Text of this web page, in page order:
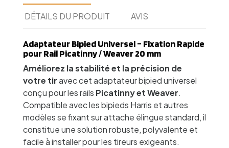
DÉTAILS DU PRODUIT AVIS
Adaptateur Bipied Universel – Fixation Rapide
pour Rail Picatinny / Weaver 20 mm
Améliorez la stabilité et la précision de
votre tiravec cet adaptateur bipied universel
conçu pour les rails Picatinny et Weaver.
Compatible avec les bipieds Harris et autres
modèles se fixant sur attache élingue standard, il
constitue une solution robuste, polyvalente et
facile à installer pour les tireurs exigeants.